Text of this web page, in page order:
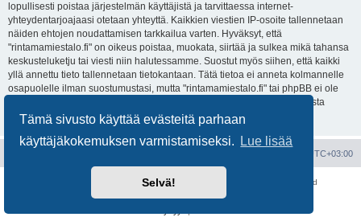
Tämä sivusto käyttää evästeitä parhaan
käyttäjäkokemuksen varmistamiseksi.
Lue lisää
Selvä!
lopullisesti poistaa järjestelmän käyttäjistä ja tarvittaessa internet-
yhteydentarjoajaasi otetaan yhteyttä. Kaikkien viestien IP-osoite tallennetaan
näiden ehtojen noudattamisen tarkkailua varten. Hyväksyt, että
"rintamamiestalo.fi" on oikeus poistaa, muokata, siirtää ja sulkea mikä tahansa
keskusteluketju tai viesti niin halutessamme. Suostut myös siihen, että kaikki
yllä annettu tieto tallennetaan tietokantaan. Tätä tietoa ei anneta kolmannelle
osapuolelle ilman suostumustasi, mutta "rintamamiestalo.fi" tai phpBB ei ole
vastuussa mahdollisen tietoturvamurron aiheuttamasta tietojen vuodosta
ulkopuolisille tahoille.
UTC+03:00
Keskustelufoorumin ohjelmistophpBB
® Forum Software © phpBB Limited
Käännös: phpBB Suomi (lurttinen, harritapio, Pettis)